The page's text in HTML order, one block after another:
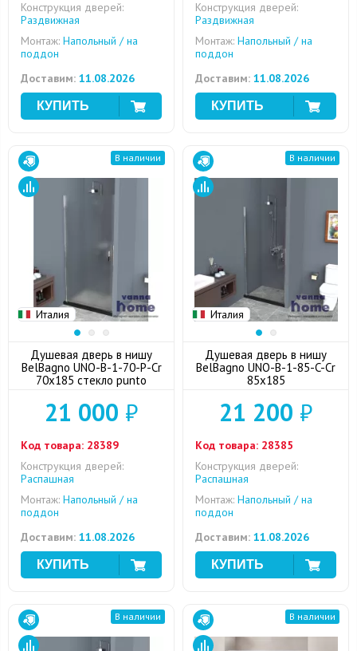
Конструкция дверей:
Раздвижная
Монтаж: Напольный / на
поддон
Доставим: 11.08.2026
Конструкция дверей:
Раздвижная
Монтаж: Напольный / на
поддон
Доставим: 11.08.2026
Италия
В наличии
Душевая дверь в нишу
BelBagno UNO-B-1-70-P-Cr
70x185 стекло punto
21 000 ₽
Код товара: 28389
Конструкция дверей:
Распашная
Монтаж: Напольный / на
поддон
Доставим: 11.08.2026
Италия
В наличии
Душевая дверь в нишу
BelBagno UNO-B-1-85-C-Cr
85x185
21 200 ₽
Код товара: 28385
Конструкция дверей:
Распашная
Монтаж: Напольный / на
поддон
Доставим: 11.08.2026
В наличии В наличии